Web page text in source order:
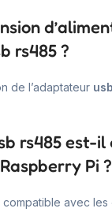
rs485 ?
de l’adaptateur
rs485 est-
Pi ?
avec les